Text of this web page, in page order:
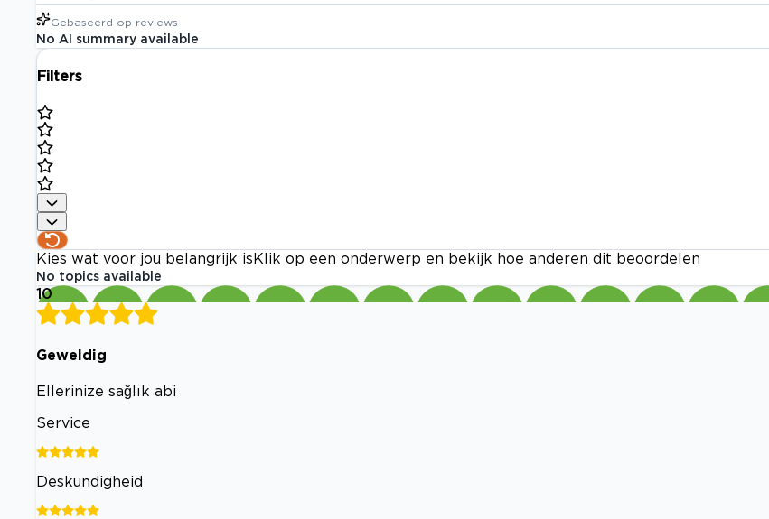
Gebaseerd op reviews
No AI summary available
Filters
Kies wat voor jou belangrijk is Klik op een onderwerp en bekijk hoe anderen dit beoordelen
No topics available
10
Geweldig
Ellerinize sağlık abi
Service
Deskundigheid